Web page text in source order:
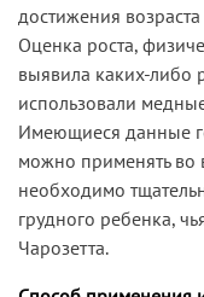
достижения
Оценка роста,
выявила каких-либо
использовали
Имеющиеся данные
можно применять во
необходимо
грудного ребенка,
Чарозетта.